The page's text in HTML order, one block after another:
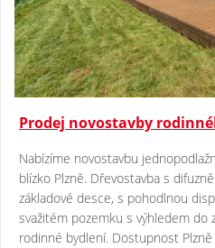
Prodej novostavby
Nabízíme novostavbu
blízko Plzně. Dřevostavba s
základové desce, s pohodlnou
svažitém pozemku s výhledem do
rodinné bydlení. Dostupnost